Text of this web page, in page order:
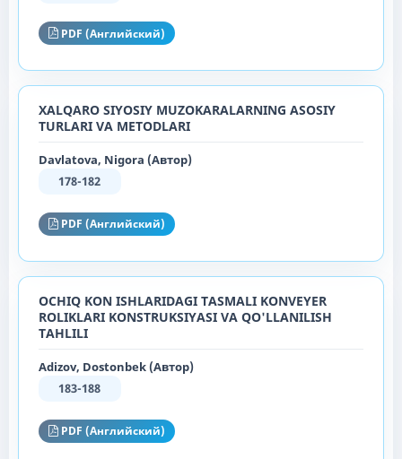
PDF (Английский)
XALQARO SIYOSIY MUZOKARALARNING ASOSIY
TURLARI VA METODLARI
Davlatova, Nigora (Автор)
178-182
PDF (Английский)
OCHIQ KON ISHLARIDAGI TASMALI KONVEYER
ROLIKLARI KONSTRUKSIYASI VA QO'LLANILISH
TAHLILI
Adizov, Dostonbek (Автор)
183-188
PDF (Английский)